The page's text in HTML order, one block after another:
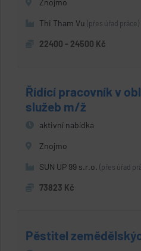
Thi Tham Vu (přes úřad práce)
22400 - 24500 Kč
Řídící pracovník v
služeb m/ž
aktivní nabídka
Znojmo
SUN UP 99 s.r.o. (přes úřad
73823 Kč
Pěstitel